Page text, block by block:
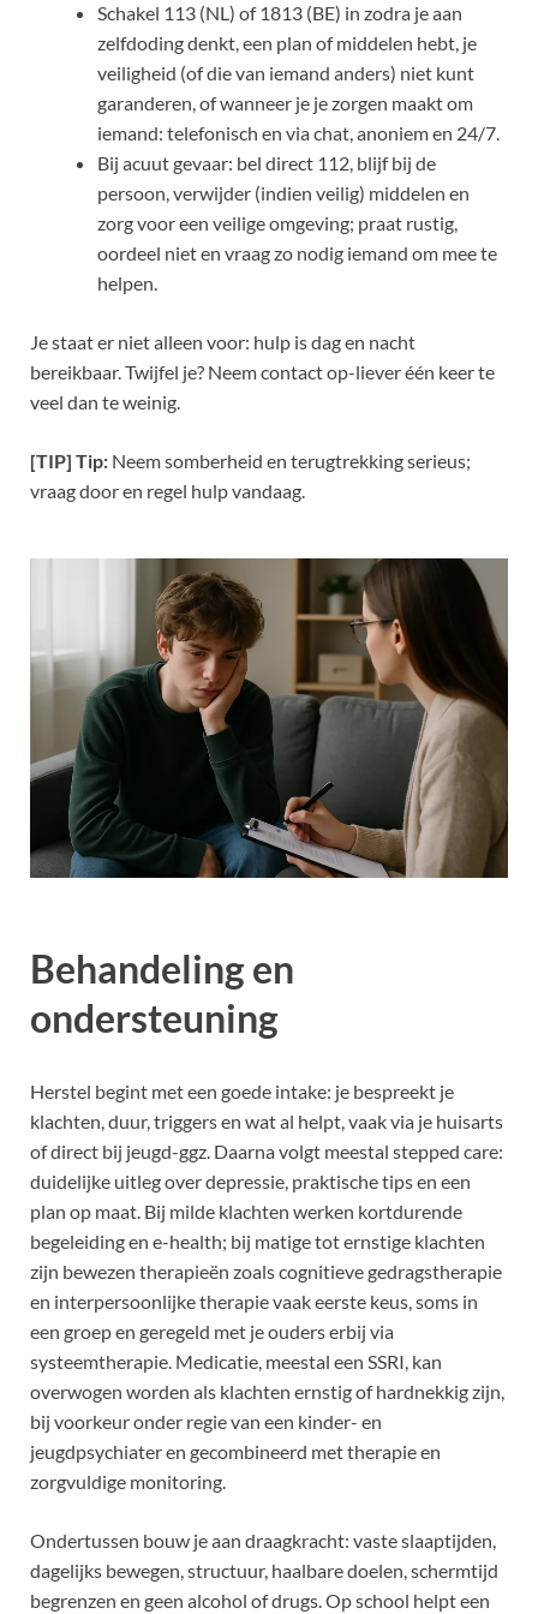
Schakel 113 (NL) of 1813 (BE) in zodra je aan
zelfdoding denkt, een plan of middelen hebt, je
veiligheid (of die van iemand anders) niet kunt
garanderen, of wanneer je je zorgen maakt om
iemand: telefonisch en via chat, anoniem en 24/7.
Bij acuut gevaar: bel direct 112, blijf bij de
persoon, verwijder (indien veilig) middelen en
zorg voor een veilige omgeving; praat rustig,
oordeel niet en vraag zo nodig iemand om mee te
helpen.
Je staat er niet alleen voor: hulp is dag en nacht
bereikbaar. Twijfel je? Neem contact op-liever één keer te
veel dan te weinig.
[TIP] Tip: Neem somberheid en terugtrekking serieus;
vraag door en regel hulp vandaag.
Behandeling en
ondersteuning
Herstel begint met een goede intake: je bespreekt je
klachten, duur, triggers en wat al helpt, vaak via je huisarts
of direct bij jeugd-ggz. Daarna volgt meestal stepped care:
duidelijke uitleg over depressie, praktische tips en een
plan op maat. Bij milde klachten werken kortdurende
begeleiding en e-health; bij matige tot ernstige klachten
zijn bewezen therapieën zoals cognitieve gedragstherapie
en interpersoonlijke therapie vaak eerste keus, soms in
een groep en geregeld met je ouders erbij via
systeemtherapie. Medicatie, meestal een SSRI, kan
overwogen worden als klachten ernstig of hardnekkig zijn,
bij voorkeur onder regie van een kinder- en
jeugdpsychiater en gecombineerd met therapie en
zorgvuldige monitoring.
Ondertussen bouw je aan draagkracht: vaste slaaptijden,
dagelijks bewegen, structuur, haalbare doelen, schermtijd
begrenzen en geen alcohol of drugs. Op school helpt een